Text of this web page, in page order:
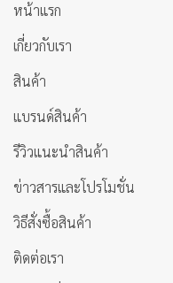
หน้าแรก
เกี่ยวกับเรา
สินค้า
แบรนด์สินค้า
รีวิวแนะนำสินค้า
ข่าวสารและโปรโมชั่น
วิธีสั่งซื้อสินค้า
ติดต่อเรา